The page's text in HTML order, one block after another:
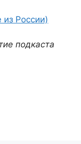
России)
подкаста